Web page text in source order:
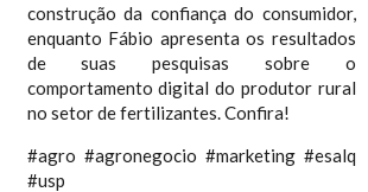
construção da confiança do consumidor,
enquanto Fábio apresenta os resultados
de suas pesquisas sobre o
comportamento digital do produtor rural
no setor de fertilizantes. Confira!
#agro #agronegocio #marketing #esalq
#usp